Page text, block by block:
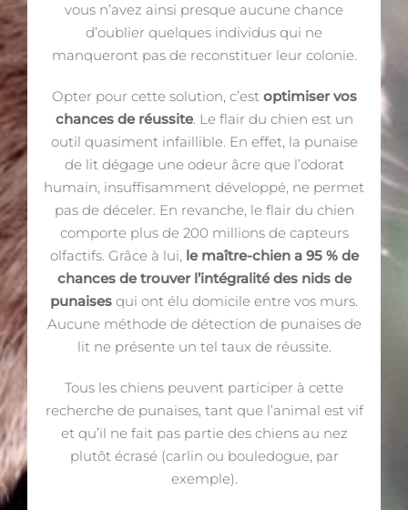
vous n’avez ainsi presque aucune chance
d’oublier quelques individus qui ne
manqueront pas de reconstituer leur colonie.
Opter pour cette solution, c’est optimiser vos
chances de réussite. Le flair du chien est un
outil quasiment infaillible. En effet, la punaise
de lit dégage une odeur âcre que l’odorat
humain, insuffisamment développé, ne permet
pas de déceler. En revanche, le flair du chien
comporte plus de 200 millions de capteurs
olfactifs. Grâce à lui, le maître-chien a 95 % de
chances de trouver l’intégralité des nids de
punaises qui ont élu domicile entre vos murs.
Aucune méthode de détection de punaises de
lit ne présente un tel taux de réussite.
Tous les chiens peuvent participer à cette
recherche de punaises, tant que l’animal est vif
et qu’il ne fait pas partie des chiens au nez
plutôt écrasé (carlin ou bouledogue, par
exemple).